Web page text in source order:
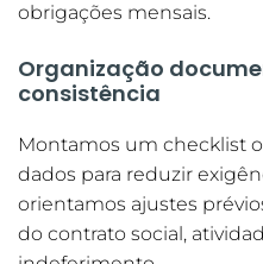
obrigações mensais.
Organização
consistência
Montamos um checklist
dados para reduzir
orientamos ajustes
do contrato social,